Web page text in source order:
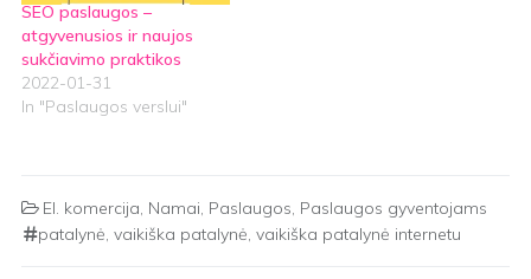
SEO paslaugos –
atgyvenusios ir naujos
sukčiavimo praktikos
2022-01-31
In "Paslaugos verslui"
El. komercija, Namai, Paslaugos, Paslaugos gyventojams
patalynė, vaikiška patalynė, vaikiška patalynė internetu